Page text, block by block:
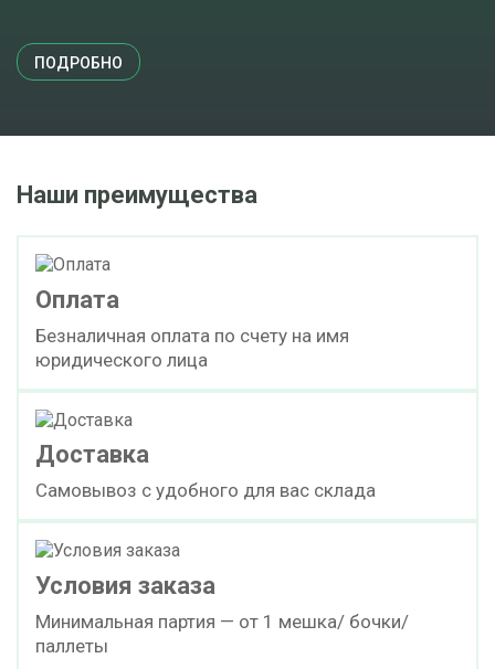
ПОДРОБНО
Наши преимущества
Оплата
Безналичная оплата по счету на имя
юридического лица
Доставка
Самовывоз с удобного для вас склада
Условия заказа
Минимальная партия — от 1 мешка/ бочки/
паллеты